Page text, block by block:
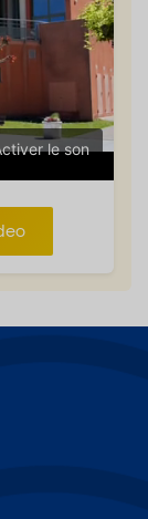
le son